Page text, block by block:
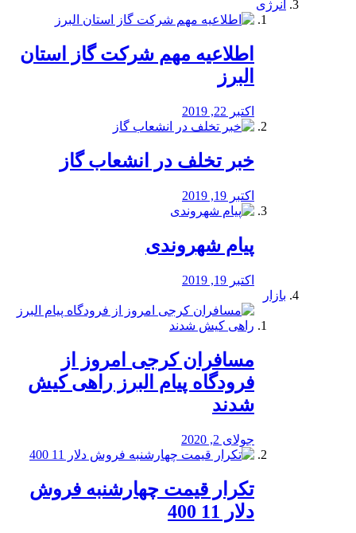
انرژی
️اطلاعیه مهم شرکت گاز استان
البرز
اکتبر 22, 2019
خبر تخلف در انشعاب گاز
اکتبر 19, 2019
پیام شهروندی
اکتبر 19, 2019
بازار
مسافران کرجی امروز از
فرودگاه پیام البرز راهی کیش
شدند
جولای 2, 2020
تکرار قیمت چهارشنبه فروش
دلار 11 400